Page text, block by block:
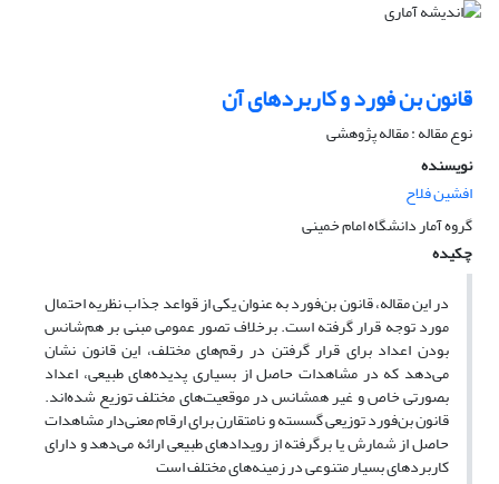
قانون بن فورد و کاربردهای آن
نوع مقاله : مقاله پژوهشی
نویسنده
افشین فلاح
گروه آمار دانشگاه امام خمینی
چکیده
در این مقاله، قانون بن‌فورد به عنوان یکی از قواعد جذاب نظریه احتمال
مورد توجه قرار گرفته است. برخلاف تصور عمومی مبنی بر هم‌شانس
بودن اعداد برای قرار گرفتن در رقم‌های مختلف، این قانون نشان
می‌دهد که در مشاهدات حاصل از بسیاری پدیده‌های طبیعی، اعداد
بصورتی خاص و غیر همشانس در موقعیت‌های مختلف توزیع شده‌اند.
قانون بن‌فورد توزیعی گسسته و نامتقارن برای ارقام معنی‌دار مشاهدات
حاصل از شمارش یا برگرفته از رویدادهای طبیعی ارائه می‌دهد و دارای
کاربردهای بسیار متنوعی در زمینه‌های مختلف است